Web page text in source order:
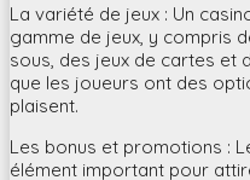
La variété de jeux : Un
gamme de jeux, y compris
sous, des jeux de cartes et
que les joueurs ont des
plaisent.
Les bonus et promotions :
élément important pour